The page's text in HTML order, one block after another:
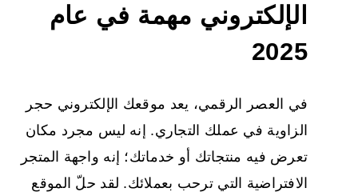
الإلكتروني مهمة في عام
2025
في العصر الرقمي، يعد موقعك الإلكتروني حجر
الزاوية في عملك التجاري. إنه ليس مجرد مكان
تعرض فيه منتجاتك أو خدماتك؛ إنه واجهة المتجر
الافتراضية التي ترحب بعملائك. لقد حلّ الموقع